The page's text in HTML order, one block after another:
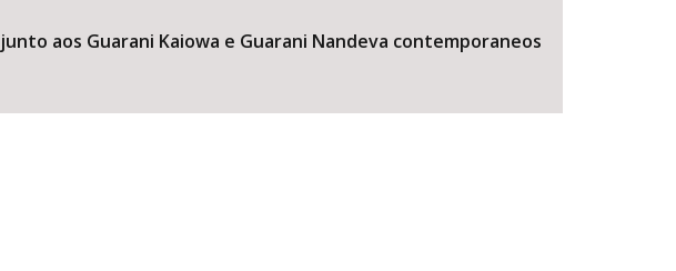
aos Guarani Kaiowa e Guarani Nandeva contemporaneos